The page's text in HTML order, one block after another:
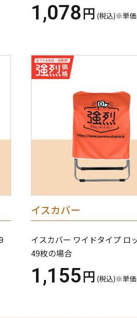
1,078円 (税込)※単価
イスカバー
イスカバー ワイドタイプ ロ
49枚の場合
1,155円 (税込)※単価